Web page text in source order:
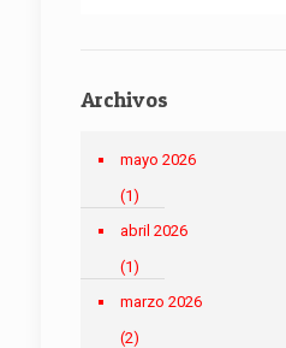
Archivos
mayo 2026
(1)
abril 2026
(1)
marzo 2026
(2)